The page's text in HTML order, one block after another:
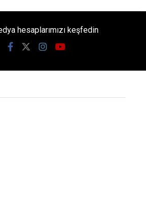
hesaplarımızı keşfedin